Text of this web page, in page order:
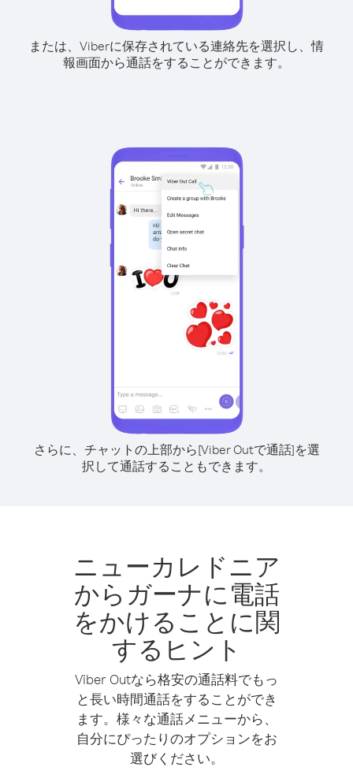
または、Viberに保存されている連絡先を選択し、情
報画面から通話をすることができます。
さらに、チャットの上部から[Viber Outで通話]を選
択して通話することもできます。
ニューカレドニア
からガーナに電話
をかけることに関
するヒント
Viber Outなら格安の通話料でもっ
と長い時間通話をすることができ
ます。様々な通話メニューから、
自分にぴったりのオプションをお
選びください。